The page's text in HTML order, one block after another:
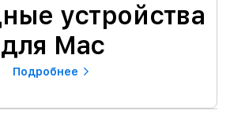
устройства
для Mac
Подробнее